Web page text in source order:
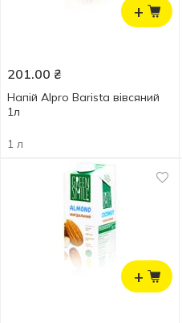
+
201.00 ₴
Напій Alpro Barista вівсяний
1л
1 л
+